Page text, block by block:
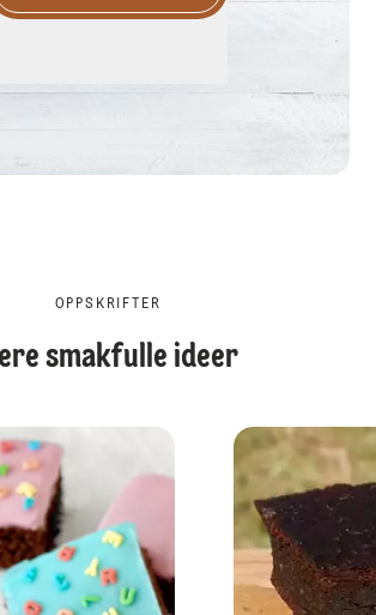
OPPSKRIFTER
smakfulle ideer